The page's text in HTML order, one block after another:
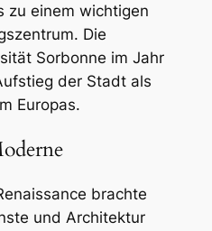
zu einem wichtigen
Die
Sorbonne im Jahr
der Stadt als
Europas.
brachte
und Architektur